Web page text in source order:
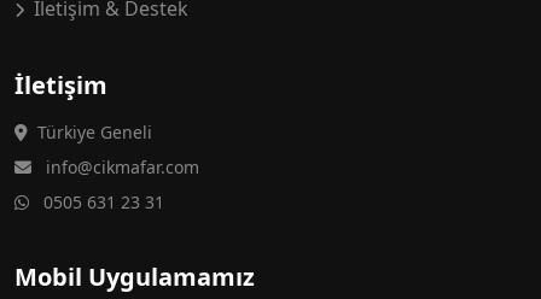
İletişim & Destek
İletişim
Türkiye Geneli
info@cikmafar.com
0505 631 23 31
Mobil Uygulamamız